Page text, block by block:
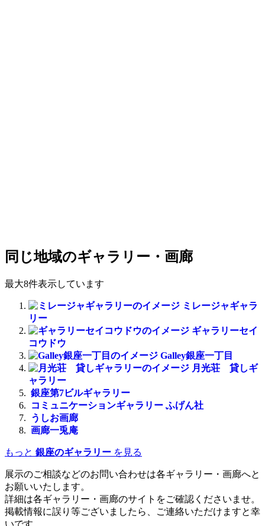
同じ地域のギャラリー・画廊
最大8件表示しています
ミレージャギャラ
リー
ギャラリーセイ
コウドウ
Galley銀座一丁目
月光荘 貸しギ
ャラリー
銀座第7ビルギャラリー
コミュニケーションギャラリー ふげん社
うしお画廊
画廊一兎庵
もっと 銀座のギャラリー を見る
展示のご相談などのお問い合わせは各ギャラリー・画廊へと
お願いいたします。
詳細は各ギャラリー・画廊のサイトをご確認くださいませ。
掲載情報に誤り等ございましたら、ご連絡いただけますと幸
いです。